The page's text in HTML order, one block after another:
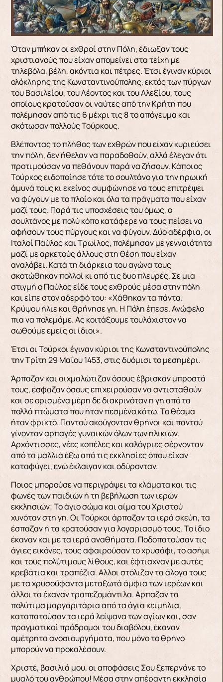
Όταν μπήκαν οι εχθροί στην Πόλη, έδιωξαν τους
χριστιανούς που είχαν απομείνει στα τείχη με
τηλεβόλα, βέλη, ακόντια και πέτρες. Έτσι έγι­ναν κύριοι
ολόκληρης της Κωνσταντινούπολης, εκτός των πύργων
του Βασιλείου, του Λέοντος και του Αλεξίου, τους
οποίους κρατούσαν οι ναύ­τες από την Κρήτη που
πολέμησαν από τις 6 μέχρι τις 8 το απόγευμα και
σκότωσαν πολλούς Τούρ­κους.
Βλέποντας το πλήθος των εχθρών που είχαν κυριεύσει
την πόλη, δεν ήθελαν να παραδοθούν, αλλά έλεγαν ότι
προτιμούσαν να πεθάνουν παρά να ζήσουν. Κάποιος
Τούρκος ειδοποίησε τότε το σουλτάνο για την ηρωική
άμυνά τους κι εκείνος συμφώνησε να τους επιτρέψει
να φύγουν με το πλοίο και όλα τα πράγματα που είχαν
μαζί τους. Παρά τις υποσχέσεις του όμως, ο
σουλτάνος με πολύ κόπο κατάφερε να τους πείσει να
αφήσουν τους πύργους και να φύγουν. Δύο αδέρφια, οι
Ιταλοί Παύλος και Τρωίλος, πολέμησαν με γεν­ναιότητα
μαζί με αρκετούς άλλους στη θέση που είχαν
αναλάβει. Κατά τη διάρκεια του αγώνα τους
σκοτώθηκαν πολλοί κι από τις δυο πλευρές. Σε μια
στιγμή ο Παύλος είδε τους εχθρούς μέσα στην πόλη
και είπε στον αδερφό του: «Χάθηκαν τα πά­ντα.
Κρύψου ήλιε και θρήνησε γη. Η Πόλη έπεσε. Ανώφελο
πια να πολεμάμε. Ας κοιτάξουμε τουλά­χιστον να
σωθούμε εμείς οι ίδιοι».
Έτσι οι Τούρκοι έγιναν κύριοι της Κωνσταντι­νούπολης
την Τρίτη 29 Μαΐου 1453, στις δυόμισι το μεσημέρι.
Άρπαζαν και αιχμαλώτιζαν όσους έβρισκαν μπροστά
τους, έσφαζαν όσους επιχει­ρούσαν να αντισταθούν
και σε ορισμένα μέρη δε διακρινόταν η γη από τα
πολλά πτώματα που ήταν πεσμένα κάτω. Το θέαμα
ήταν φρικτό. Παντού ακούγονταν θρήνοι και παντού
γίνονταν αρπαγές γυναικών όλων των ηλικιών.
Αρχόντισσες, νέες κοπέλες και καλόγριες σέρνονταν
από τα μαλλιά έξω από τις εκκλησίες όπου είχαν
καταφύγει, ενώ έκλαιγαν και οδύρονταν.
Ποιος μπορούσε να πε­ριγράψει τα κλάματα και τις
φωνές των παιδιών ή τη βεβήλωση των ιερών
εκκλησιών; Το άγιο σώμα και αίμα του Χριστού
χυνόταν στη γη. Οι Τούρκοι άρπαζαν τα ιερά σκεύη, τα
έσπαζαν ή τα κρατού­σαν για λογαριασμό τους. Το ίδιο
έκαναν και με τα ιερά αναθήματα. Ποδοπατούσαν τις
άγιες εικό­νες, τους αφαιρούσαν το χρυσάφι, το ασήμι
και τους πολύτιμους λίθους, και έφτιαχναν με αυτές
κρεβάτια και τραπέζια. Aλλοι στόλιζαν τα άλογα τους
με τα χρυσοΰφαντα μεταξωτά άμφια των ιε­ρέων και
άλλοι τα έκαναν τραπεζομάντιλα. Aρπαζαν τα
πολύτιμα μαργαριτάρια από τα άγια κει­μήλια,
καταπατούσαν τα ιερά λείψανα των αγίων και, σαν
πραγματικοί πρόδρομοι του διαβόλου, έκαναν
αμέτρητα ανοσιουργήματα, που μόνο το θρήνο
μπορούν να προκαλέσουν.
Χριστέ, βασιλιά μου, οι αποφάσεις Σου ξεπερνάνε το
μυαλό του ανθρώπου! Μέσα στην απέραντη εκκλησία